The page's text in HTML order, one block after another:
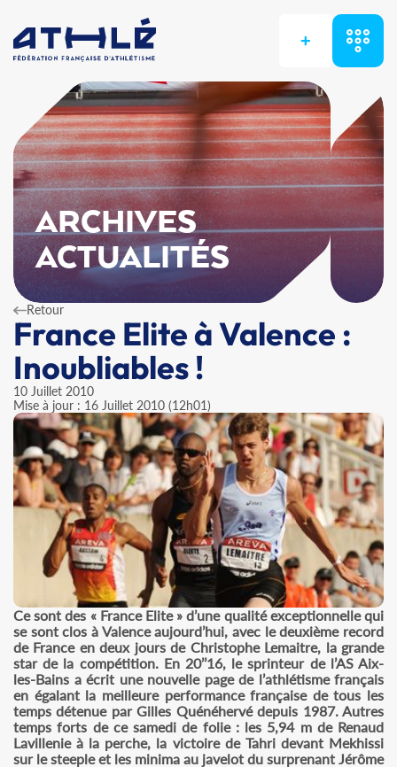
+
ARCHIVES
ACTUALITÉS
Retour
France Elite à Valence :
Inoubliables !
10 Juillet 2010
Mise à jour : 16 Juillet 2010 (12h01)
Ce sont des « France Elite » d’une qualité exceptionnelle qui
se sont clos à Valence aujourd’hui, avec le deuxième record
de France en deux jours de Christophe Lemaitre, la grande
star de la compétition. En 20’’16, le sprinteur de l’AS Aix-
les-Bains a écrit une nouvelle page de l’athlétisme français
en égalant la meilleure performance française de tous les
temps détenue par Gilles Quénéhervé depuis 1987. Autres
temps forts de ce samedi de folie : les 5,94 m de Renaud
Lavillenie à la perche, la victoire de Tahri devant Mekhissi
sur le steeple et les minima au javelot du surprenant Jérôme